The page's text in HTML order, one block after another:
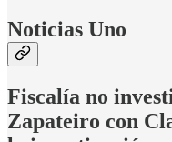
Noticias Uno
Fiscalía no
Zapateiro con